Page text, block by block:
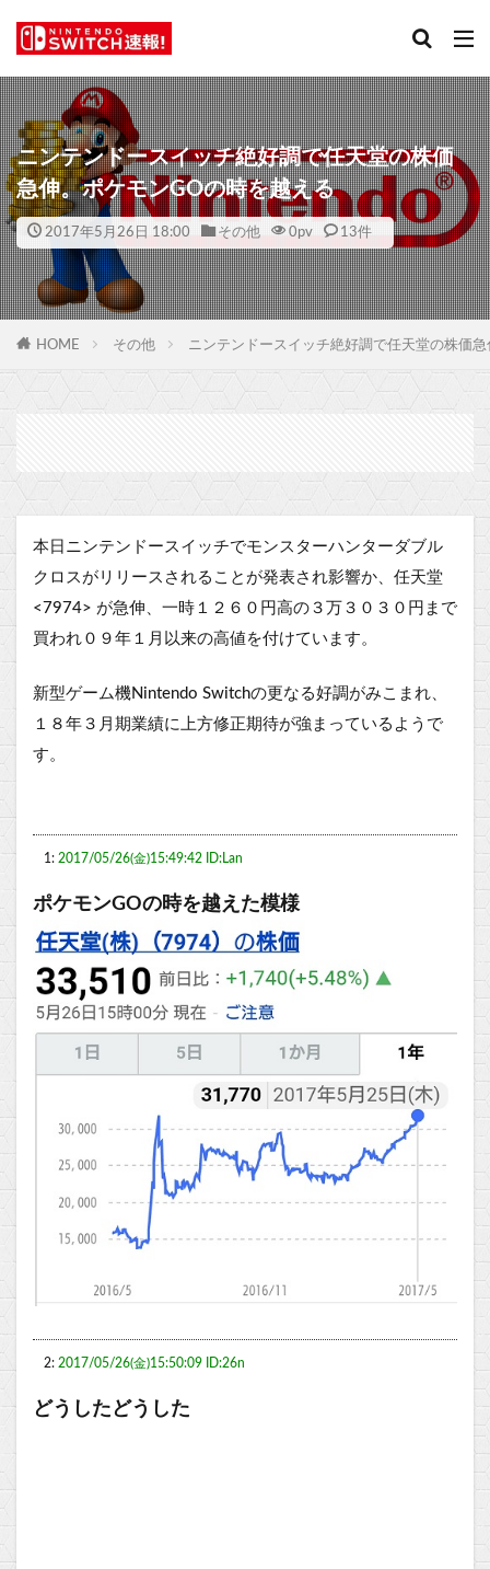
ニンテンドースイッチ絶好調で任天堂の株価
急伸。ポケモンGOの時を越える
2017年5月26日 18:00 その他 0pv 13件
HOME その他 ニンテンドースイッチ絶好調で任天堂の株価
本日ニンテンドースイッチでモンスターハンターダブル
クロスがリリースされることが発表され影響か、任天堂
<7974> が急伸、一時１２６０円高の３万３０３０円まで
買われ０９年１月以来の高値を付けています。
新型ゲーム機Nintendo Switchの更なる好調がみこまれ、
１８年３月期業績に上方修正期待が強まっているようで
す。
1: 2017/05/26(金)15:49:42 ID:Lan
ポケモンGOの時を越えた模様
2: 2017/05/26(金)15:50:09 ID:26n
どうしたどうした